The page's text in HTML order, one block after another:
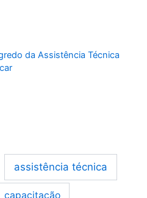
da Assistência Técnica
assistência técnica
capacitação